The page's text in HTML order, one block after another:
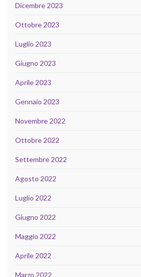
Dicembre 2023
Ottobre 2023
Luglio 2023
Giugno 2023
Aprile 2023
Gennaio 2023
Novembre 2022
Ottobre 2022
Settembre 2022
Agosto 2022
Luglio 2022
Giugno 2022
Maggio 2022
Aprile 2022
Marzo 2022